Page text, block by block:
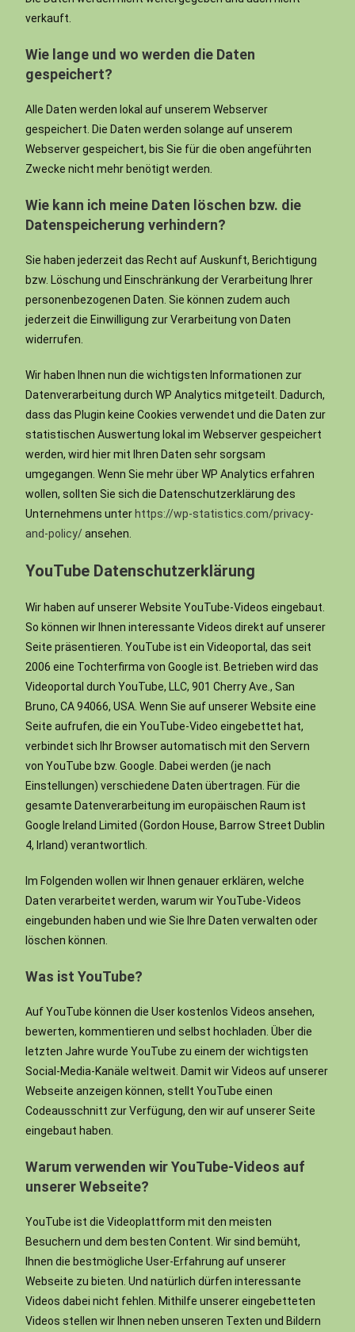
verkauft.
Wie lange und wo werden die Daten
gespeichert?
Alle Daten werden lokal auf unserem Webserver
gespeichert. Die Daten werden solange auf unserem
Webserver gespeichert, bis Sie für die oben angeführten
Zwecke nicht mehr benötigt werden.
Wie kann ich meine Daten löschen bzw. die
Datenspeicherung verhindern?
Sie haben jederzeit das Recht auf Auskunft, Berichtigung
bzw. Löschung und Einschränkung der Verarbeitung Ihrer
personenbezogenen Daten. Sie können zudem auch
jederzeit die Einwilligung zur Verarbeitung von Daten
widerrufen.
Wir haben Ihnen nun die wichtigsten Informationen zur
Datenverarbeitung durch WP Analytics mitgeteilt. Dadurch,
dass das Plugin keine Cookies verwendet und die Daten zur
statistischen Auswertung lokal im Webserver gespeichert
werden, wird hier mit Ihren Daten sehr sorgsam
umgegangen. Wenn Sie mehr über WP Analytics erfahren
wollen, sollten Sie sich die Datenschutzerklärung des
Unternehmens unter https://wp-statistics.com/privacy-
and-policy/ansehen.
YouTube Datenschutzerklärung
Wir haben auf unserer Website YouTube-Videos eingebaut.
So können wir Ihnen interessante Videos direkt auf unserer
Seite präsentieren. YouTube ist ein Videoportal, das seit
2006 eine Tochterfirma von Google ist. Betrieben wird das
Videoportal durch YouTube, LLC, 901 Cherry Ave., San
Bruno, CA 94066, USA. Wenn Sie auf unserer Website eine
Seite aufrufen, die ein YouTube-Video eingebettet hat,
verbindet sich Ihr Browser automatisch mit den Servern
von YouTube bzw. Google. Dabei werden (je nach
Einstellungen) verschiedene Daten übertragen. Für die
gesamte Datenverarbeitung im europäischen Raum ist
Google Ireland Limited (Gordon House, Barrow Street Dublin
4, Irland) verantwortlich.
Im Folgenden wollen wir Ihnen genauer erklären, welche
Daten verarbeitet werden, warum wir YouTube-Videos
eingebunden haben und wie Sie Ihre Daten verwalten oder
löschen können.
Was ist YouTube?
Auf YouTube können die User kostenlos Videos ansehen,
bewerten, kommentieren und selbst hochladen. Über die
letzten Jahre wurde YouTube zu einem der wichtigsten
Social-Media-Kanäle weltweit. Damit wir Videos auf unserer
Webseite anzeigen können, stellt YouTube einen
Codeausschnitt zur Verfügung, den wir auf unserer Seite
eingebaut haben.
Warum verwenden wir YouTube-Videos auf
unserer Webseite?
YouTube ist die Videoplattform mit den meisten
Besuchern und dem besten Content. Wir sind bemüht,
Ihnen die bestmögliche User-Erfahrung auf unserer
Webseite zu bieten. Und natürlich dürfen interessante
Videos dabei nicht fehlen. Mithilfe unserer eingebetteten
Videos stellen wir Ihnen neben unseren Texten und Bildern